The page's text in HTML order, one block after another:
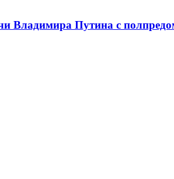
Владимира Путина с